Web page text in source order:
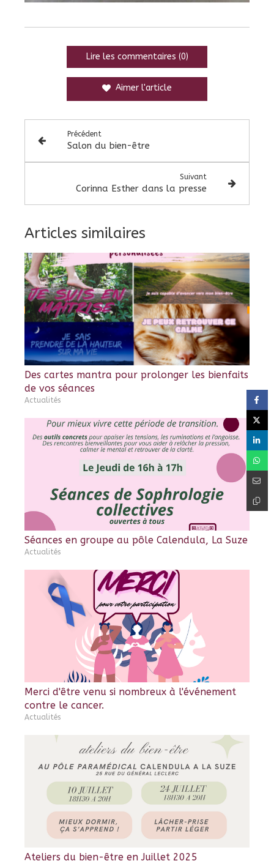
Lire les commentaires (0)
Aimer l'article
Précédent
Salon du bien-être
Suivant
Corinna Esther dans la presse
Articles similaires
Des cartes mantra pour prolonger les bienfaits
de vos séances
Actualités
Séances en groupe au pôle Calendula, La Suze
Actualités
Merci d'être venu si nombreux à l'événement
contre le cancer.
Actualités
Ateliers du bien-être en Juillet 2025